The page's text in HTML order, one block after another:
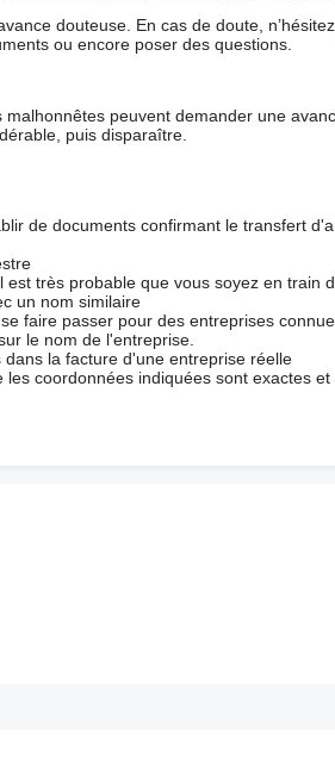
douteuse. En cas de doute,
ou encore poser des questions.
peuvent demander une
puis disparaître.
de documents confirmant le transfert
très probable que vous soyez en train
un nom similaire
faire passer pour des entreprises
le nom de l'entreprise.
la facture d'une entreprise réelle
coordonnées indiquées sont exactes